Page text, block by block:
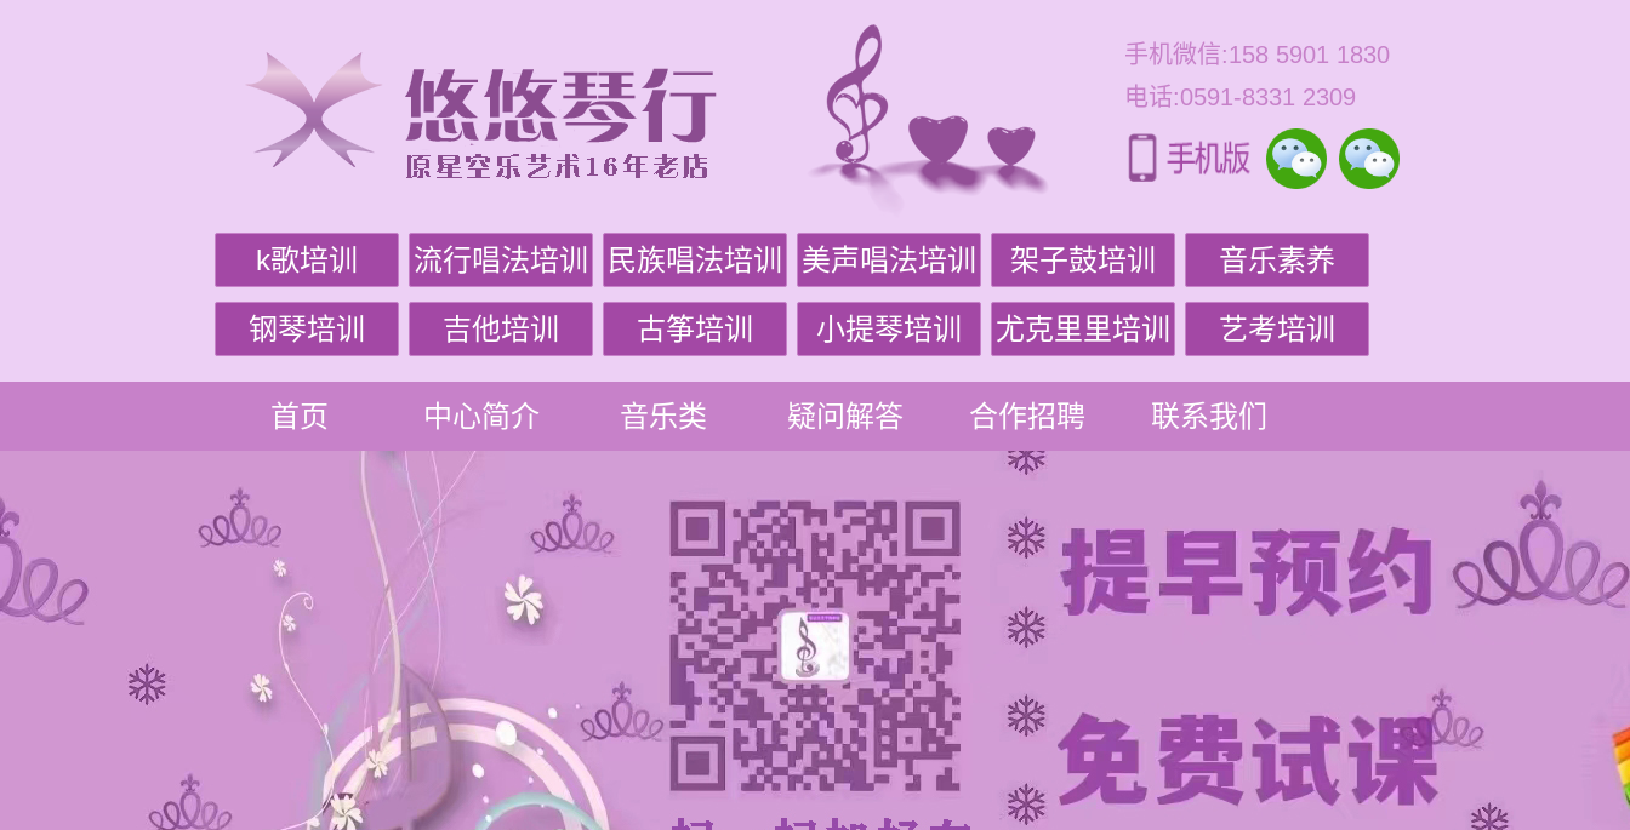
手机微信:158 5901 1830
电话:0591-8331 2309
k歌培训 流行唱法培训 民族唱法培训 美声唱法培训 架子鼓培训 音乐素养
钢琴培训 吉他培训 古筝培训 小提琴培训 尤克里里培训 艺考培训
首页 中心简介 音乐类 疑问解答 合作招聘 联系我们